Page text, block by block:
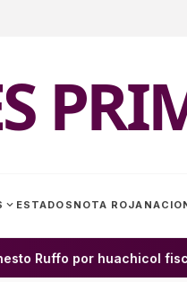
expand_more ESTADOS NOTA ROJA
Ruffo por huachicol fiscal